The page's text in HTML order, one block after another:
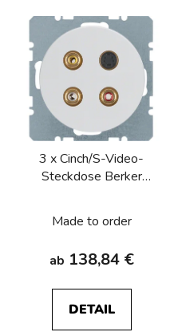
3 x Cinch/S-Video-
Steckdose Berker
Made to order
ab 138,84 €
DETAIL